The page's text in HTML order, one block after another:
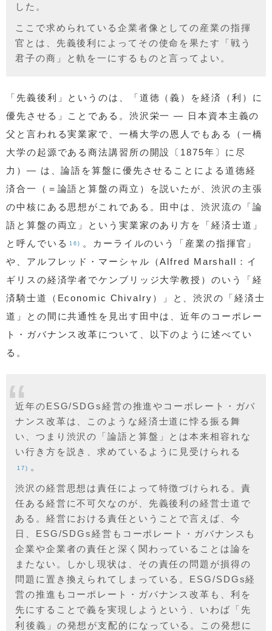
した。
ここで求められている企業者像としての産業の指揮
官とは、先義後利によってその使命を果たす「戦う
君子の商」と軌を一にするものと言ってよい。
「先義後利」というのは、「道徳（義）を経済（利）に
優先させる」ことである。渋沢栄一 — 日本資本主義の
父と言われる実業家で、一橋大学の恩人でもある（一橋
大学の起源である商法講習所の開設〔1875年〕に尽
力）— は、論語を算盤に優先させることによる道徳経
済合一（＝論語と算盤の両立）を説いたが、渋沢の主張
の中核にある思想がこれである。田中は、渋沢流の「論
語と算盤の両立」という実業家のあり方を「経済士道」
と呼んでいる
16)
。カーライルのいう「産業の指揮官」
や、アルフレッド・マーシャル（Alfred Marshall：イ
ギリスの経済学者でケンブリッジ大学教授）のいう「経
済騎士道（Economic Chivalry）」と、渋沢の「経済士
道」との間に共通性を見出す田中は、近年のコーポレー
ト・ガバナンス改革について、以下のように述べてい
る。
近年のESG/SDGs経営の推進やコーポレート・ガバ
ナンス改革は、このような経済士道に悖る振る舞
い、つまり渋沢の「論語と算盤」とは本来相容れな
い行き方を説き、求めているように見受けられる
17) 。
渋沢の経営思想は責任によって特徴づけられる。責
任ある経営に不可欠なのが、先義後利の経営士道で
ある。経営における責任ということで言えば、今
日、ESG/SDGs経営もコーポレート・ガバナンスも
企業や企業者の責任と深く関わっていることは論を
またない。しかし現状は、その責任の問題が損得の
問題に置き換えられてしまっている。ESG/SDGs経
営の推進もコーポレート・ガバナンス改革も、利を
先にすることで義を実現しようという、いわば「先
利
●
後義」の発想が支配的になっている。この発想に